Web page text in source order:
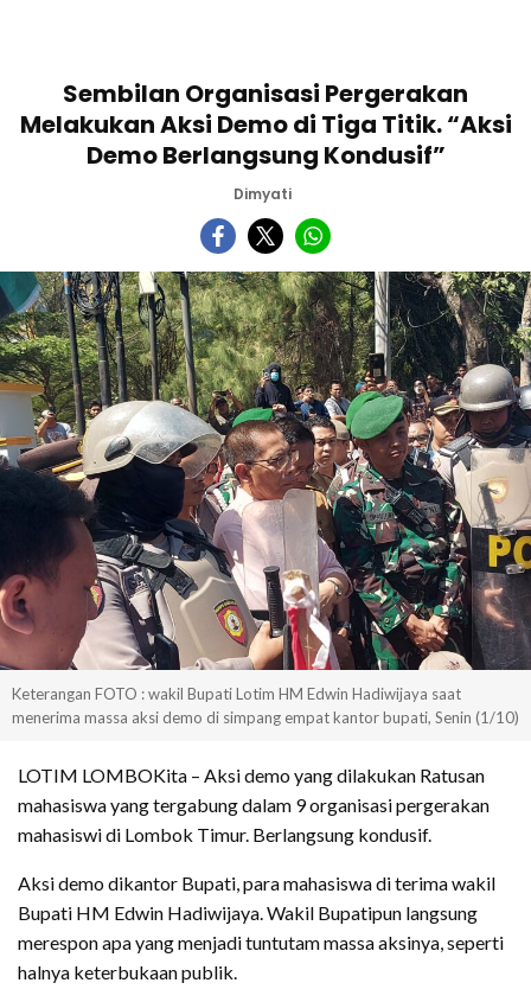
Sembilan Organisasi Pergerakan
Melakukan Aksi Demo di Tiga Titik. “Aksi
Demo Berlangsung Kondusif”
Dimyati
Keterangan FOTO : wakil Bupati Lotim HM Edwin Hadiwijaya saat
menerima massa aksi demo di simpang empat kantor bupati, Senin (1/10)
LOTIM LOMBOKita – Aksi demo yang dilakukan Ratusan
mahasiswa yang tergabung dalam 9 organisasi pergerakan
mahasiswi di Lombok Timur. Berlangsung kondusif.
Aksi demo dikantor Bupati, para mahasiswa di terima wakil
Bupati HM Edwin Hadiwijaya. Wakil Bupatipun langsung
merespon apa yang menjadi tuntutam massa aksinya, seperti
halnya keterbukaan publik.